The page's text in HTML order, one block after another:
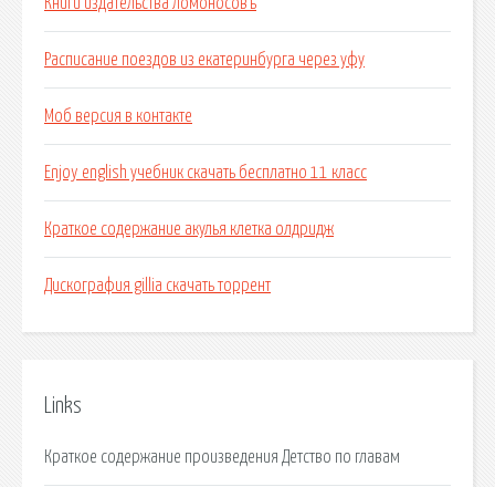
Книги издательства ломоносовъ
Расписание поездов из екатеринбурга через уфу
Моб версия в контакте
Enjoy english учебник скачать бесплатно 11 класс
Краткое содержание акулья клетка олдридж
Дискография gillia скачать торрент
Links
Краткое содержание произведения Детство по главам